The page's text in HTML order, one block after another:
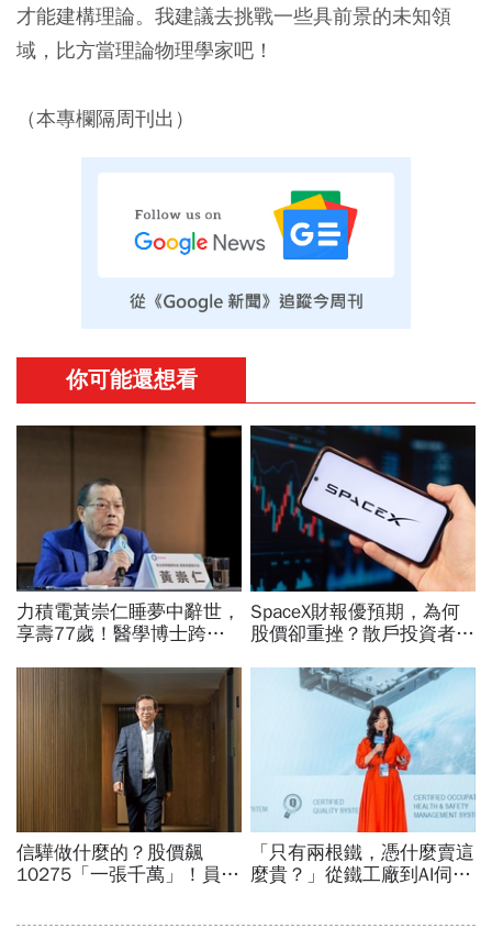
才能建構理論。我建議去挑戰一些具前景的未知領
域，比方當理論物理學家吧！
（本專欄隔周刊出）